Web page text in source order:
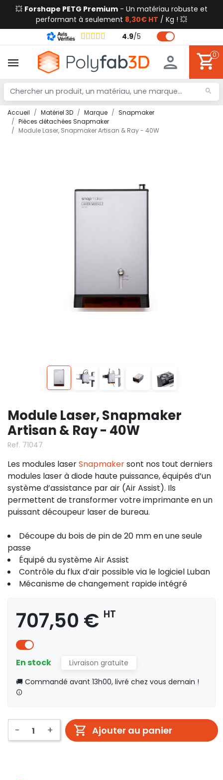
💥 Forshape PETG Premium - Un matériau robuste et
performant à seulement 8,30€ HT / Kg ! 💥
4.9/5
0
Accueil Matériel 3D Marque
Snapmaker
Pièces détachées Snapmaker
Module Laser, Snapmaker Artisan & Ray - 40W
Module Laser, Snapmaker
Artisan & Ray - 40W
Ref. 71047
Les modules laserSnapmakersont nos tout derniers
modules laser à diode haute puissance, équipés d’un
système d’assistance par air (Air Assist). Ils
permettent de transformer votre imprimante en un
puissant découpeur laser de bureau.
Découpe du bois de pin de 20 mm en une seule
passe
Équipé du système Air Assist
Contrôle du flux d’air possible via le logiciel Luban
Mécanisme de changement rapide intégré
707,50 € HT
En stock
Livraison gratuite
🚚 Commandé avant 13h00, livré chez vous demain !
- + Ajouter au panier